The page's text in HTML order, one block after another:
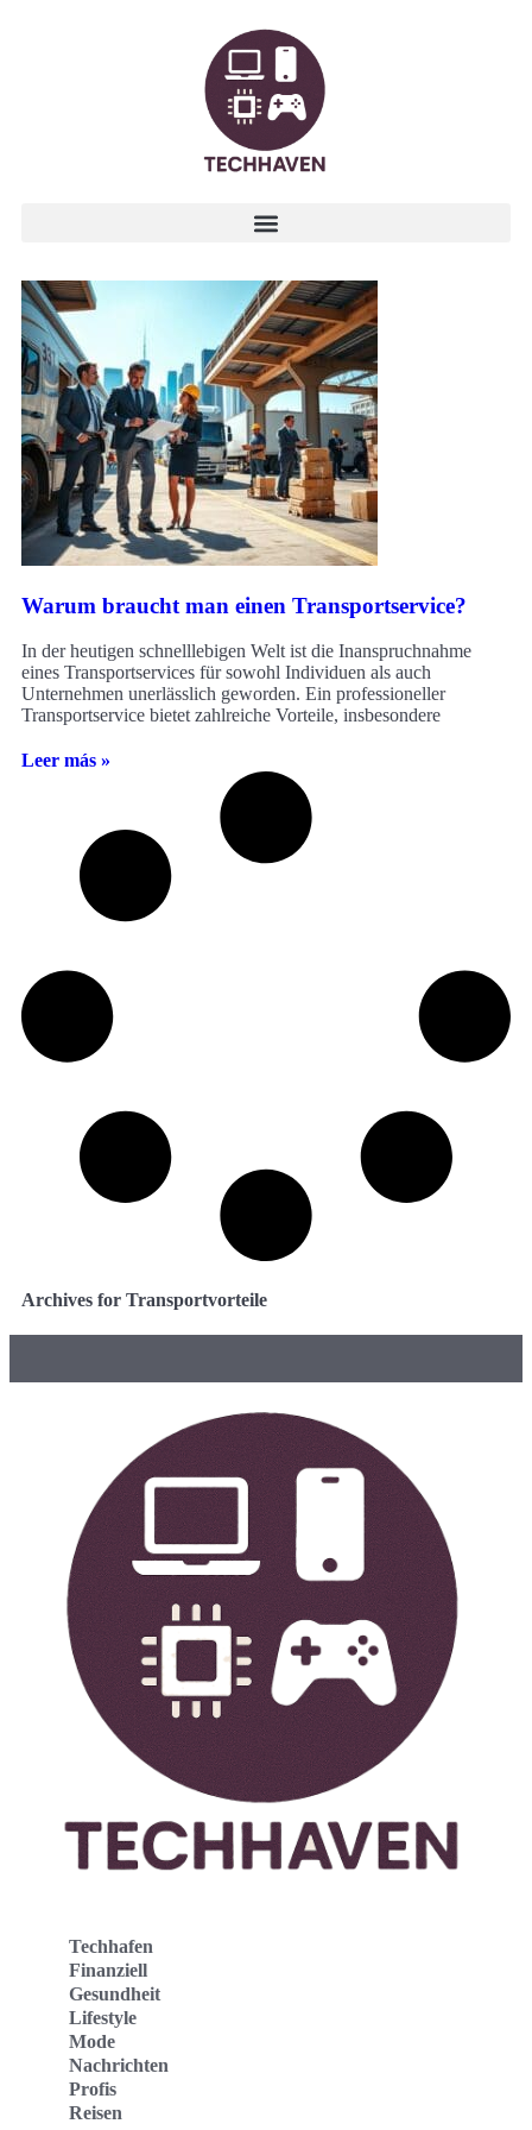
Warum braucht man einen Transportservice?
In der heutigen schnelllebigen Welt ist die Inanspruchnahme
eines Transportservices für sowohl Individuen als auch
Unternehmen unerlässlich geworden. Ein professioneller
Transportservice bietet zahlreiche Vorteile, insbesondere
Leer más »
Archives for Transportvorteile
Techhafen
Finanziell
Gesundheit
Lifestyle
Mode
Nachrichten
Profis
Reisen